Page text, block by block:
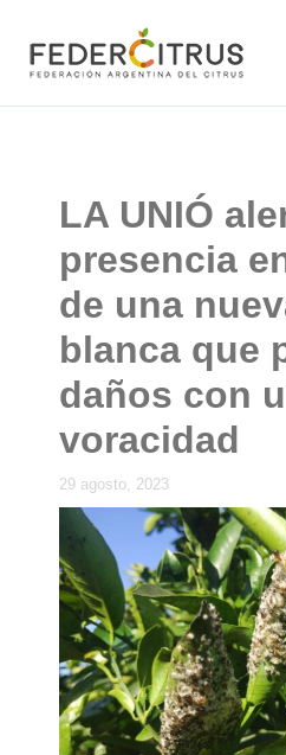
contenido
LA UNIÓ
presencia
de una
blanca que
daños con
voracidad
29 agosto, 2023